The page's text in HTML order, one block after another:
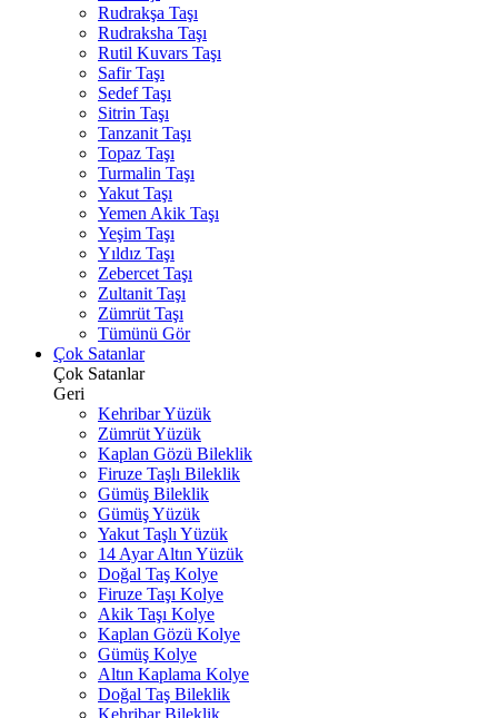
Rudrakşa Taşı
Rudraksha Taşı
Rutil Kuvars Taşı
Safir Taşı
Sedef Taşı
Sitrin Taşı
Tanzanit Taşı
Topaz Taşı
Turmalin Taşı
Yakut Taşı
Yemen Akik Taşı
Yeşim Taşı
Yıldız Taşı
Zebercet Taşı
Zultanit Taşı
Zümrüt Taşı
Tümünü Gör
Çok Satanlar
Çok Satanlar
Geri
Kehribar Yüzük
Zümrüt Yüzük
Kaplan Gözü Bileklik
Firuze Taşlı Bileklik
Gümüş Bileklik
Gümüş Yüzük
Yakut Taşlı Yüzük
14 Ayar Altın Yüzük
Doğal Taş Kolye
Firuze Taşı Kolye
Akik Taşı Kolye
Kaplan Gözü Kolye
Gümüş Kolye
Altın Kaplama Kolye
Doğal Taş Bileklik
Kehribar Bileklik